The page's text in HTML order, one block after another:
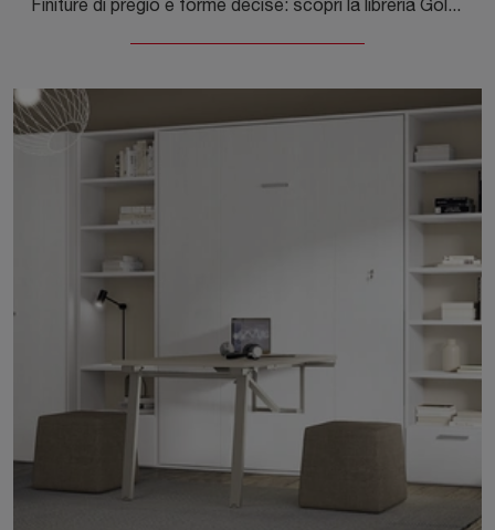
Finiture di pregio e forme decise: scopri la libreria Golf Infinity A102 di Colombini Casa tra le più belle Librerie moderne a muro.